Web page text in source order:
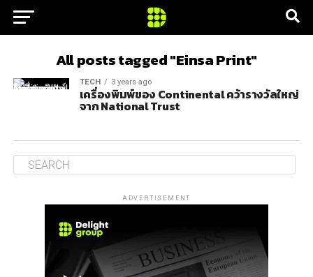
All posts tagged "Einsa Print"
TECH 3 years ago
เครื่องพิมพ์ของ Continental คว้ารางวัลใหญ่
จาก National Trust
ADVERTISEMENT